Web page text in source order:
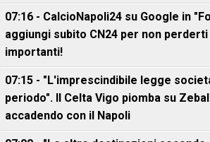
07:16 - CalcioNapoli24 su Google in
aggiungi subito CN24 per non
importanti!
07:15 - "L'imprescindibile legge
periodo". Il Celta Vigo piomba su
accadendo con il Napoli